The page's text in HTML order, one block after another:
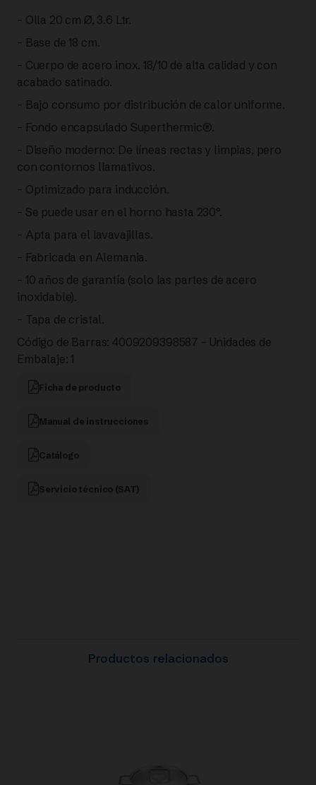
|
cantidad
– Olla 20 cm Ø, 3.6 Ltr.
– Base de 18 cm.
– Cuerpo de acero inox. 18/10 de alta calidad y con
acabado satinado.
– Bajo consumo por distribución de calor uniforme.
– Fondo encapsulado Superthermic®.
– Diseño moderno: De líneas rectas y limpias, pero
con contornos llamativos.
– Optimizado para inducción.
– Se puede usar en el horno hasta 230°.
– Apta para el lavavajillas.
– Fabricada en Alemania.
– 10 años de garantía (solo las partes de acero
inoxidable).
– Tapa de cristal.
Código de Barras: 4009209398587 – Unidades de
Embalaje: 1
Ficha de producto
Manual de instrucciones
Catálogo
Servicio técnico (SAT)
Productos relacionados